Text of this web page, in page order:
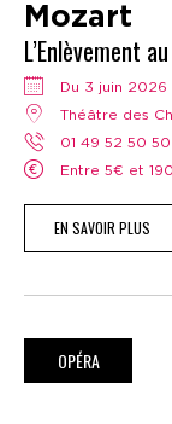
Mozart
L’Enlèvement
Du 3 juin
Théâtre des
01 49 52 50 50
Entre 5€ et
EN SAVOIR PLUS
OPÉRA